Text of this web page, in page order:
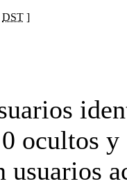
DST ]
ocultos
usuarios